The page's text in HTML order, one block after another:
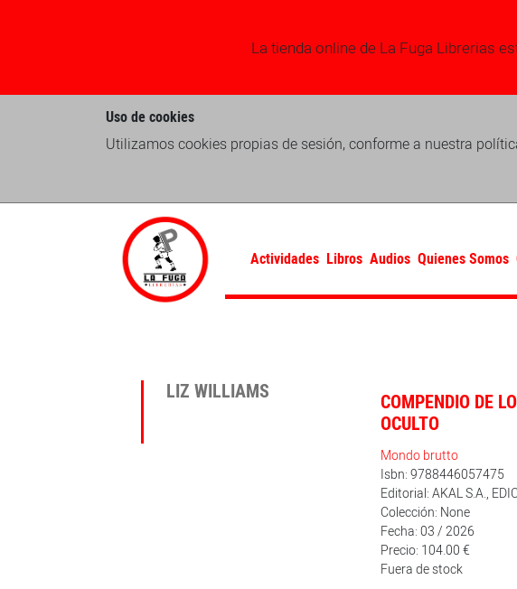
La tienda online de La Fuga Librerias
Uso de cookies
Utilizamos cookies propias de sesión, conforme a nuestra
Actividades Libros Audios Quienes Somos
LIZ WILLIAMS
COMPENDIO DE LO
OCULTO
Mondo brutto
Isbn: 9788446057475
Editorial: AKAL S.A.,
Colección: None
Fecha: 03 / 2026
Precio: 104.00 €
Fuera de stock